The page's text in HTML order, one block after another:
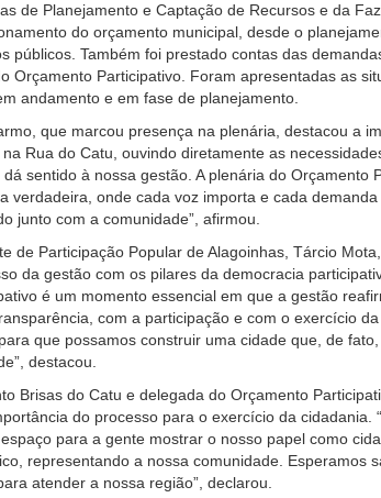
de Planejamento e Captação de Recursos e da
do orçamento municipal, desde o
públicos. Também foi prestado contas das
Orçamento Participativo. Foram apresentadas as
andamento e em fase de planejamento.
que marcou presença na plenária, destacou a
Rua do Catu, ouvindo diretamente as
sentido à nossa gestão. A plenária do Orçamento
verdadeira, onde cada voz importa e cada
junto com a comunidade”, afirmou.
de Participação Popular de Alagoinhas, Tárcio
da gestão com os pilares da democracia
é um momento essencial em que a gestão
com a participação e com o exercício
que possamos construir uma cidade que, de
destacou.
Brisas do Catu e delegada do Orçamento
do processo para o exercício da cidadania.
para a gente mostrar o nosso papel como
representando a nossa comunidade. Esperamos
atender a nossa região”, declarou.